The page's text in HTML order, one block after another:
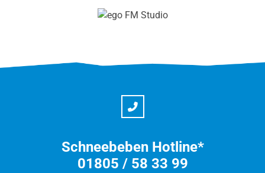
Schneebeben Hotline*
01805 / 58 33 99